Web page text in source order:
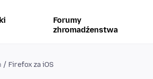
Forumy
zhromadźenstwa
Firefox za iOS